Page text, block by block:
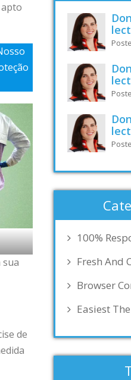
de
100%
Fresh And
Browser
Easiest